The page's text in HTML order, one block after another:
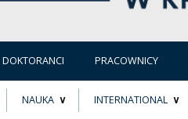
DOKTORANCI PRACOWNICY
NAUKA INTERNATIONAL